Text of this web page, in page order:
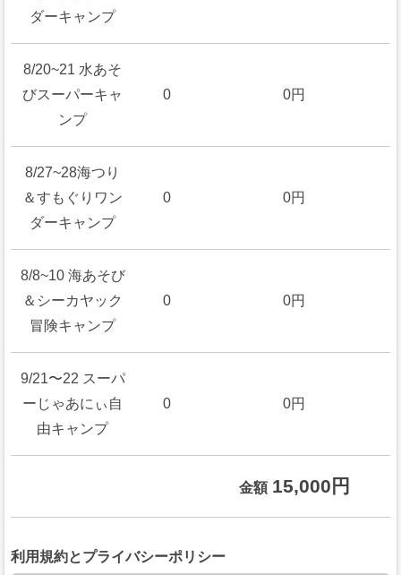
ダーキャンプ
8/20~21 水あそ
びスーパーキャ
ンプ
0 0円
8/27~28海つり
＆すもぐりワン
ダーキャンプ
0 0円
8/8~10 海あそび
＆シーカヤック
冒険キャンプ
0 0円
9/21〜22 スーパ
ーじゃあにぃ自
由キャンプ
0 0円
金額 15,000円
利用規約とプライバシーポリシー